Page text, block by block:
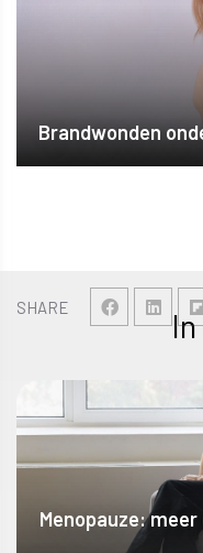
SHARE
Brandwonden
Menopauze: meer